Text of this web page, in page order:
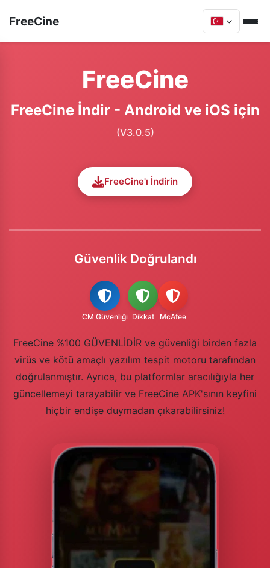
FreeCine
FreeCine
FreeCine İndir - Android ve iOS için
(V3.0.5)
FreeCine'ı İndirin
Güvenlik Doğrulandı
CM Güvenliği Dikkat McAfee
FreeCine %100 GÜVENLİDİR ve güvenliği birden fazla
virüs ve kötü amaçlı yazılım tespit motoru tarafından
doğrulanmıştır. Ayrıca, bu platformlar aracılığıyla her
güncellemeyi tarayabilir ve FreeCine APK'sının keyfini
hiçbir endişe duymadan çıkarabilirsiniz!